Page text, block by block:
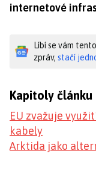
internetové
Líbí se vám
zpráv, stačí
Kapitoly článku
EU zvažuje
kabely
Arktida jako